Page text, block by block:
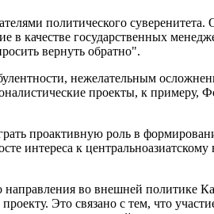
политического суверенитета.
в качестве государственных
вернуть обратно".
нежелательным
проекты, к примеру,
проактивную роль в
интереса к
во внешней политике
Это связано с тем, что